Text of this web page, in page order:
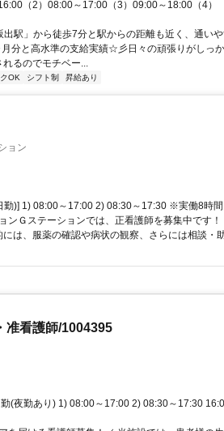
（2）08:00～17:00（3）09:00～18:00（4）
出駅」から徒歩7分と駅からの距離も近く、通い
分と高水準の支給実績☆彡日々の頑張りがしっ
るのでモチベー...
OK シフト制 昇給あり
ョン
勤)] 1) 08:00～17:00 2) 08:30～17:30 ※実働8時
ンＧステーションでは、正看護師を募集中です
は、服薬の確認や病状の観察、さらには相談・
准看護師/1004395
(夜勤あり) 1) 08:00～17:00 2) 08:30～17:30